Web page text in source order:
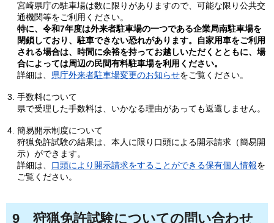
宮崎県庁の駐車場は数に限りがありますので、可能な限り公共交
通機関等をご利用ください。
特に、令和7年度は外来者駐車場の一つである企業局南駐車場を
閉鎖しており、駐車できない恐れがあります。自家用車をご利用
される場合は、時間に余裕を持ってお越しいただくとともに、場
合によっては周辺の民間有料駐車場を利用ください。
詳細は、 県庁外来者駐車場変更のお知らせをご覧ください。
手数料について
県で受理した手数料は、いかなる理由があっても返還しません。
簡易開示制度について
狩猟免許試験の結果は、本人に限り口頭による開示請求（簡易開
示）ができます。
詳細は、 口頭により開示請求をすることができる保有個人情報を
ご覧ください。
9 狩猟免許試験についての問い合わせ